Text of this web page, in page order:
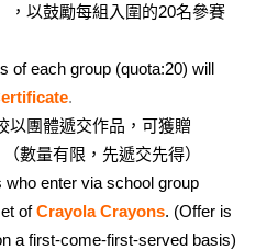
，以鼓勵每組入圍的20名參賽
of each group (quota:20) will
.
以團體遞交作品，可獲贈
數量有限，先遞交先得）
who enter via school group
of Crayola Crayons. (Offer is
a first-come-first-served basis)